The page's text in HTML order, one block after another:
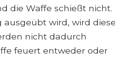
die Waffe schießt nicht.
wird, wird
nicht dadurch
feuert entweder oder